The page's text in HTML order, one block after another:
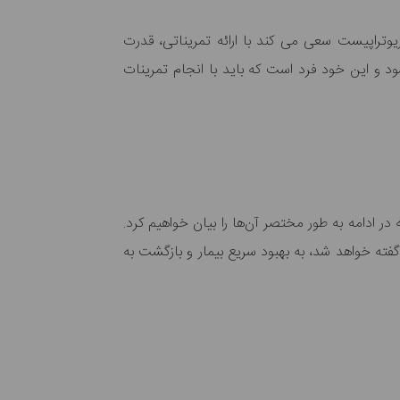
سعی می کند با ارائه تمریناتی، قدرت
و این خود فرد است که باید با انجام تمرینات
ادامه به طور مختصر آن‌ها را بیان خواهیم کرد.
خواهد شد، به بهبود سریع بیمار و بازگشت به